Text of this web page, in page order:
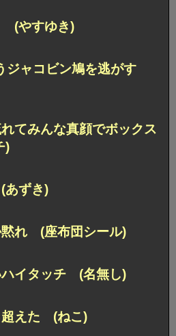
(やすゆき)
ャコビン鳩を逃がす
てみんな真顔でボックス
)
ずき)
れ (座布団シール)
ハイタッチ (名無し)
超えた (ねこ)